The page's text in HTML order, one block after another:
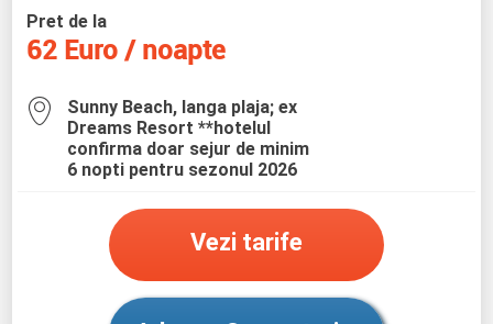
Pret de la
62 Euro / noapte
Sunny Beach, langa plaja; ex
Dreams Resort **hotelul
confirma doar sejur de minim
6 nopti pentru sezonul 2026
Vezi tarife